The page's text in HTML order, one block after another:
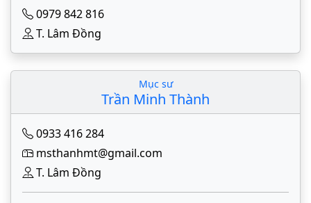
0979 842 816
T. Lâm Đồng
Mục sư
Trần Minh Thành
0933 416 284
msthanhmt@gmail.com
T. Lâm Đồng